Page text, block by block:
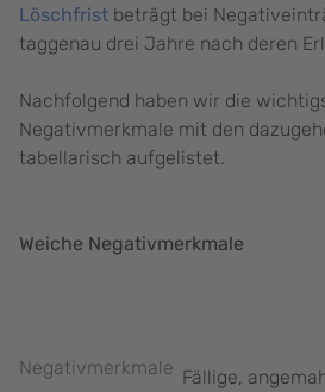
Löschfrist beträgt bei
taggenau drei Jahre nach deren
Nachfolgend haben wir die
Negativmerkmale mit den
tabellarisch aufgelistet.
Weiche Negativmerkmale
Negativmerkmale Fällige,